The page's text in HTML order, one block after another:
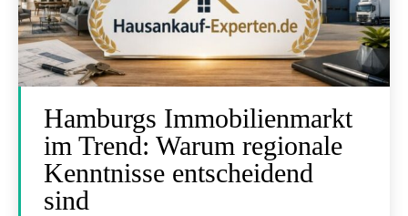
Hamburgs Immobilienmarkt
im Trend: Warum regionale
Kenntnisse entscheidend
sind